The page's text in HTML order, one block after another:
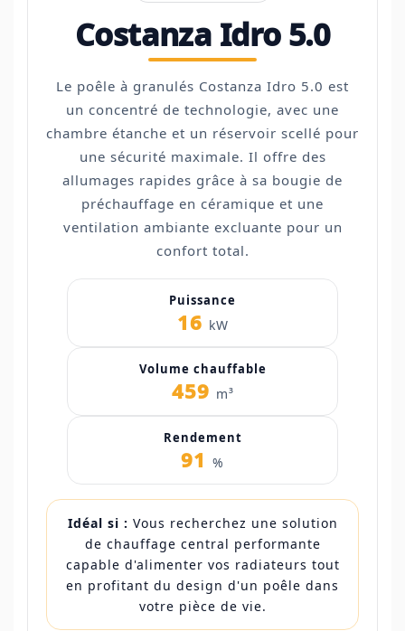
Costanza Idro 5.0
Le poêle à granulés Costanza Idro 5.0 est
un concentré de technologie, avec une
chambre étanche et un réservoir scellé pour
une sécurité maximale. Il offre des
allumages rapides grâce à sa bougie de
préchauffage en céramique et une
ventilation ambiante excluante pour un
confort total.
Puissance
16 kW
Volume chauffable
459 m³
Rendement
91 %
Idéal si : Vous recherchez une solution
de chauffage central performante
capable d'alimenter vos radiateurs tout
en profitant du design d'un poêle dans
votre pièce de vie.